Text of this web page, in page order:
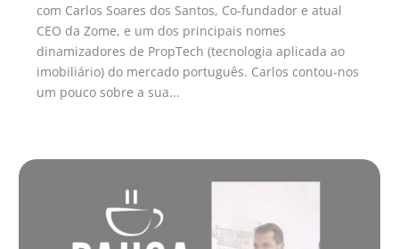
com Carlos Soares dos Santos, Co-fundador e atual
CEO da Zome, e um dos principais nomes
dinamizadores de PropTech (tecnologia aplicada ao
imobiliário) do mercado português. Carlos contou-nos
um pouco sobre a sua...